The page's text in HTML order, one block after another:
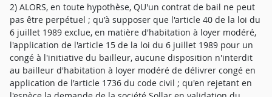
2) ALORS, en toute hypothèse, QU'un contrat de bail ne peut
pas être perpétuel ; qu'à supposer que l'article 40 de la loi du
6 juillet 1989 exclue, en matière d'habitation à loyer modéré,
l'application de l'article 15 de la loi du 6 juillet 1989 pour un
congé à l'initiative du bailleur, aucune disposition n'interdit
au bailleur d'habitation à loyer modéré de délivrer congé en
application de l'article 1736 du code civil ; qu'en rejetant en